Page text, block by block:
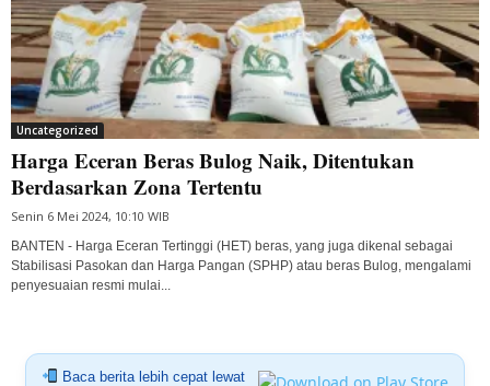
Uncategorized
Harga Eceran Beras Bulog Naik, Ditentukan
Berdasarkan Zona Tertentu
Senin 6 Mei 2024, 10:10 WIB
BANTEN - Harga Eceran Tertinggi (HET) beras, yang juga dikenal sebagai
Stabilisasi Pasokan dan Harga Pangan (SPHP) atau beras Bulog, mengalami
penyesuaian resmi mulai...
Baca berita lebih cepat lewat